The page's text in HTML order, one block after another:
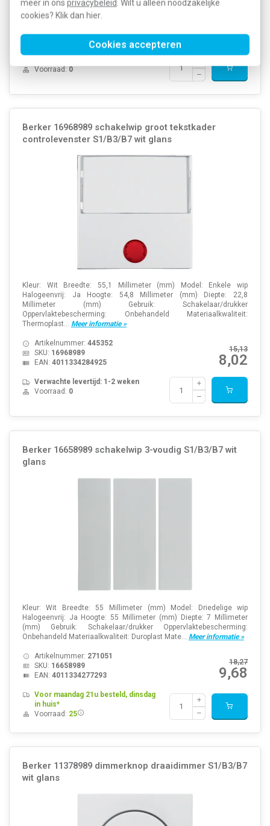
meer in ons privacybeleid. Wilt u alleen noodzakelijke
cookies? Klik dan hier.
Cookies accepteren
Onbehandeld Materiaalkwaliteit: Duroplast Mat...Meer informatie »
8,02
Artikelnummer:427096
4011334277279
Voorraad: 0
Berker 16968989 schakelwip groot tekstkader
controlevenster S1/B3/B7 wit glans
Kleur: Wit Breedte: 55,1 Millimeter (mm) Model: Enkele wip
Halogeenvrij: Ja Hoogte: 54,8 Millimeter (mm) Diepte: 22,8
Millimeter (mm) Gebruik: Schakelaar/drukker
Oppervlaktebescherming: Onbehandeld Materiaalkwaliteit:
Thermoplast... Meer informatie »
15,13
8,02
Artikelnummer: 445352
SKU: 16968989
EAN: 4011334284925
Verwachte levertijd: 1-2 weken
Voorraad: 0
Berker 16658989 schakelwip 3-voudig S1/B3/B7 wit
glans
Kleur: Wit Breedte: 55 Millimeter (mm) Model: Driedelige wip
Halogeenvrij: Ja Hoogte: 55 Millimeter (mm) Diepte: 7 Millimeter
(mm) Gebruik: Schakelaar/drukker Oppervlaktebescherming:
Onbehandeld Materiaalkwaliteit: Duroplast Mate... Meer informatie »
18,27
9,68
Artikelnummer: 271051
SKU: 16658989
EAN: 4011334277293
Voor maandag 21u besteld, dinsdag
in huis*
Voorraad: 25
Berker 11378989 dimmerknop draaidimmer S1/B3/B7
wit glans